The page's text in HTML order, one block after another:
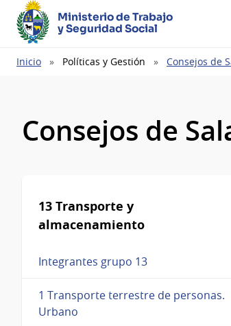
Ministerio de Trabajo
y Seguridad Social
Ruta
Inicio Políticas y Gestión Consejos de
Consejos de
13 Transporte y
almacenamiento
Integrantes grupo 13
1 Transporte terrestre de personas.
Urbano